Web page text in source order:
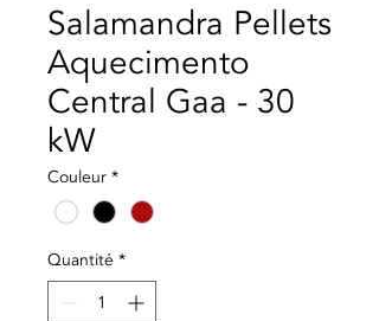
Salamandra Pellets
Aquecimento
Central Gaa - 30
kW
Couleur *
Quantité *